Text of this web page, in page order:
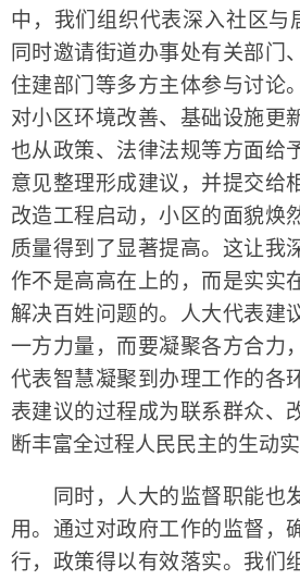
中，我们组织代表深入社区与
同时邀请街道办事处有关部门
住建部门等多方主体参与讨论
对小区环境改善、基础设施更
也从政策、法律法规等方面给
意见整理形成建议，并提交给
改造工程启动，小区的面貌焕
质量得到了显著提高。这让我
作不是高高在上的，而是实实
解决百姓问题的。人大代表建
一方力量，而要凝聚各方合力
代表智慧凝聚到办理工作的各
表建议的过程成为联系群众、
断丰富全过程人民民主的生动实
同时，人大的监督职能也
用。通过对政府工作的监督，
行，政策得以有效落实。我们